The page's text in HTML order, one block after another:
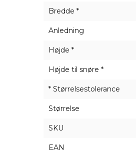
Bredde *
Anledning
Højde *
Højde til snøre *
* Størrelsestolerance
Størrelse
SKU
EAN